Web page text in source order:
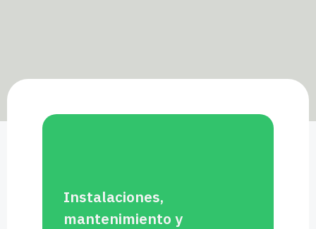
Instalaciones,
mantenimiento y